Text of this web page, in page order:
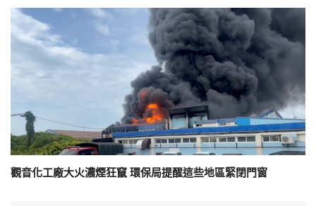
觀音化工廠大火濃煙狂竄 環保局提醒這些地區緊閉門窗